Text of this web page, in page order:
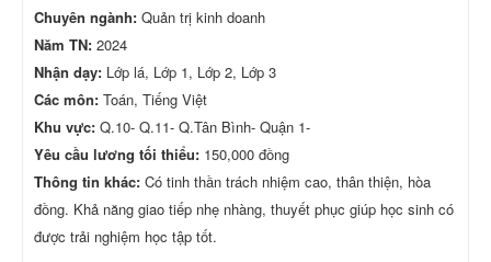
Chuyên ngành: Quản trị kinh doanh
Năm TN: 2024
Nhận dạy: Lớp lá, Lớp 1, Lớp 2, Lớp 3
Các môn: Toán, Tiếng Việt
Khu vực: Q.10- Q.11- Q.Tân Bình- Quận 1-
Yêu cầu lương tối thiểu: 150,000 đồng
Thông tin khác: Có tinh thần trách nhiệm cao, thân thiện, hòa
đồng. Khả năng giao tiếp nhẹ nhàng, thuyết phục giúp học sinh có
được trải nghiệm học tập tốt.